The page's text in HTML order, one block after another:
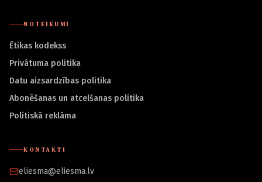
NOTEIKUMI
Ētikas kodekss
Privātuma politika
Datu aizsardzības politika
Abonēšanas un atcelšanas politika
Politiskā reklāma
KONTAKTI
eliesma@eliesma.lv